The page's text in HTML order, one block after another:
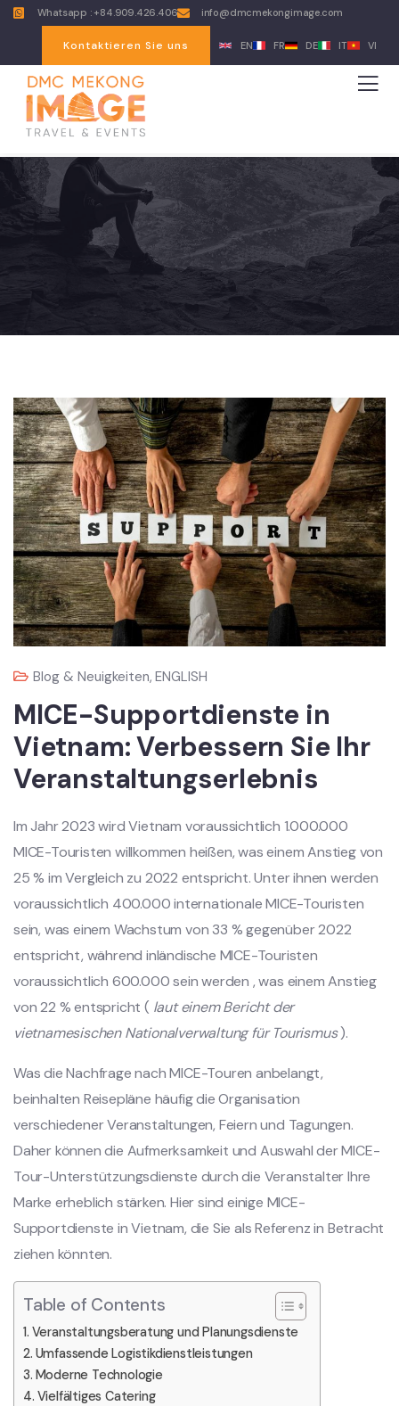
Whatsapp : +84.909.426.406 info@dmcmekongimage.com
Kontaktieren Sie uns EN FR DE IT VI
Blog & Neuigkeiten,ENGLISH
MICE-Supportdienste in
Vietnam: Verbessern Sie Ihr
Veranstaltungserlebnis
Im Jahr 2023 wird Vietnam voraussichtlich 1.000.000
MICE-Touristen willkommen heißen, was einem Anstieg von
25 % im Vergleich zu 2022 entspricht. Unter ihnen werden
voraussichtlich 400.000 internationale MICE-Touristen
sein, was einem Wachstum von 33 % gegenüber 2022
entspricht, während inländische MICE-Touristen
voraussichtlich 600.000 sein werden , was einem Anstieg
von 22 % entspricht ( laut einem Bericht der
vietnamesischen Nationalverwaltung für Tourismus).
Was die Nachfrage nach MICE-Touren anbelangt,
beinhalten Reisepläne häufig die Organisation
verschiedener Veranstaltungen, Feiern und Tagungen.
Daher können die Aufmerksamkeit und Auswahl der MICE-
Tour-Unterstützungsdienste durch die Veranstalter Ihre
Marke erheblich stärken. Hier sind einige MICE-
Supportdienste in Vietnam, die Sie als Referenz in Betracht
ziehen könnten.
Table of Contents
Veranstaltungsberatung und Planungsdienste
Umfassende Logistikdienstleistungen
Moderne Technologie
Vielfältiges Catering